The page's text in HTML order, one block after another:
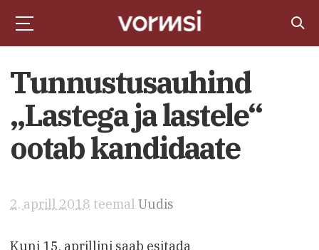
Tunnustusauhind
„Lastega ja lastele“
ootab kandidaate
2. aprill 2018 teemal Uudis
Kuni 15. aprillini saab esitada